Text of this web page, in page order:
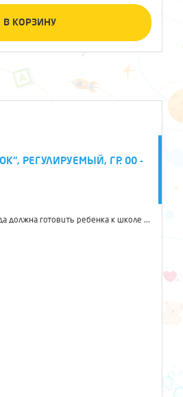
В КОРЗИНУ
РЕГУЛИРУЕМЫЙ, ГР. 00 -
должна готовить ребенка к школе ...